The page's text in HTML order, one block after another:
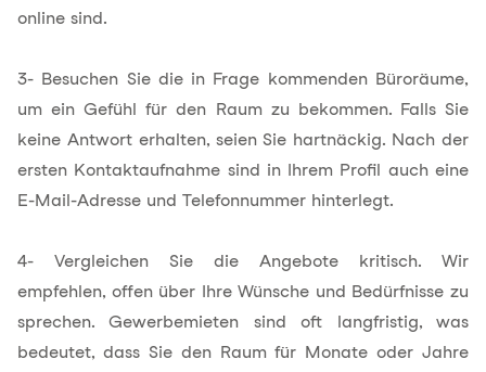
online sind.
3- Besuchen Sie die in Frage kommenden Büroräume,
um ein Gefühl für den Raum zu bekommen. Falls Sie
keine Antwort erhalten, seien Sie hartnäckig. Nach der
ersten Kontaktaufnahme sind in Ihrem Profil auch eine
E-Mail-Adresse und Telefonnummer hinterlegt.
4- Vergleichen Sie die Angebote kritisch. Wir
empfehlen, offen über Ihre Wünsche und Bedürfnisse zu
sprechen. Gewerbemieten sind oft langfristig, was
bedeutet, dass Sie den Raum für Monate oder Jahre